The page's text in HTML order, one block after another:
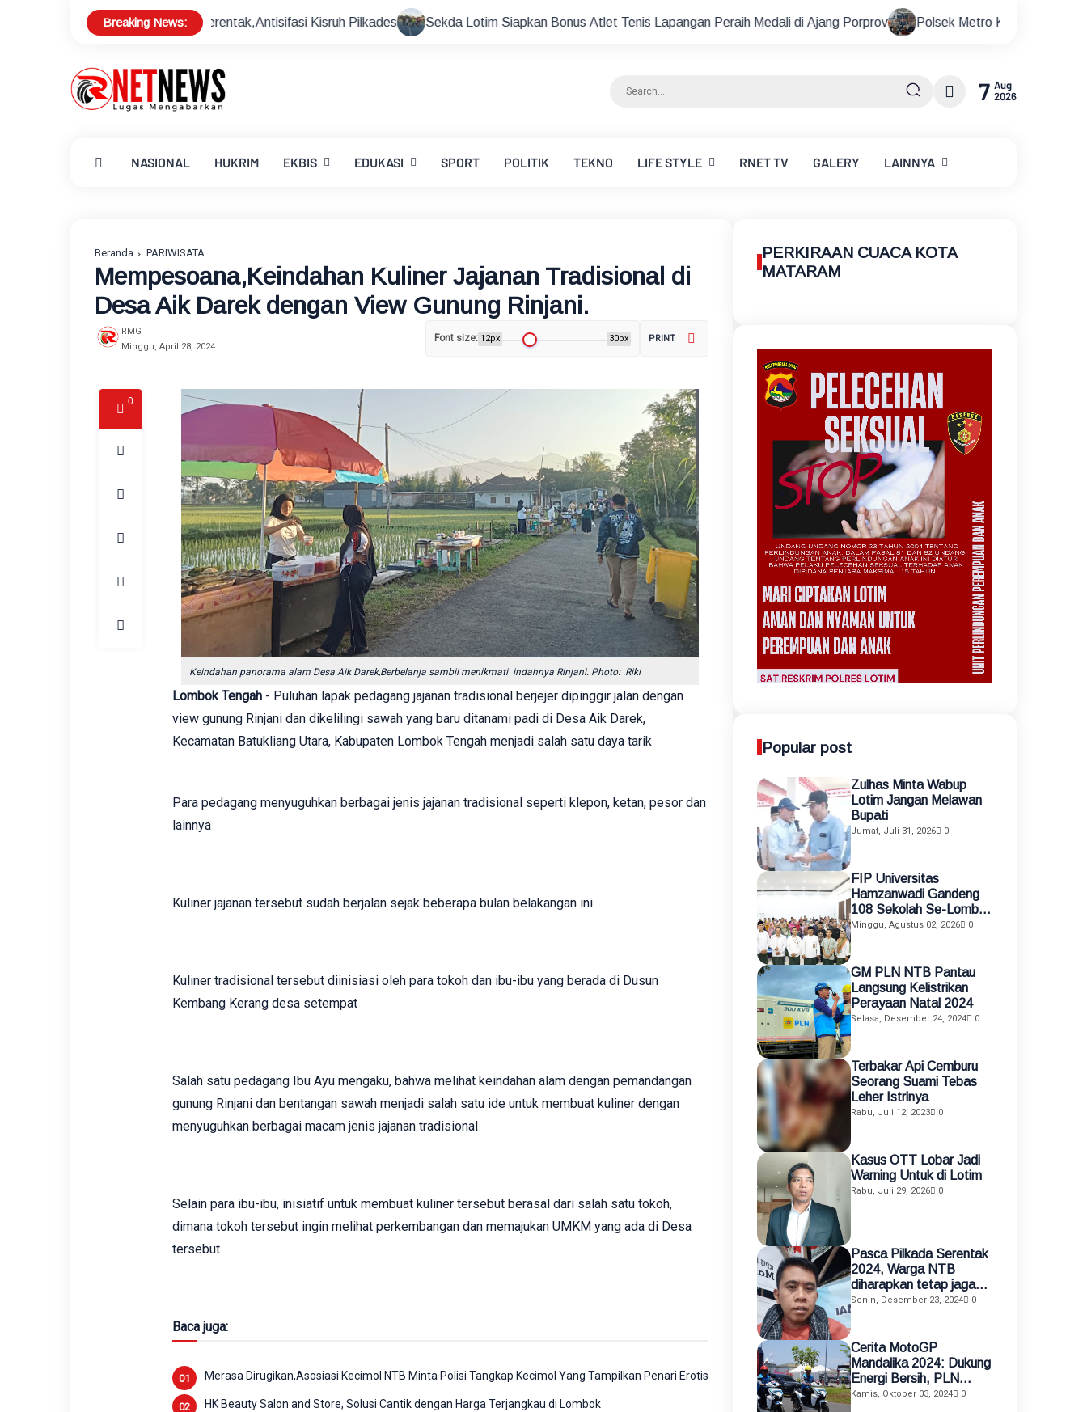
Breaking News:
Pilkades Serentak,Antisifasi Kisruh Pilkades Sekda Lotim Siapkan Bonus Atlet Tenis Lapangan Peraih Medali di Ajang Porprov Polsek Metro Kebayoran Baru Gelar Nobar Piala
7 Aug
2026
NASIONAL HUKRIM EKBIS EDUKASI SPORT POLITIK TEKNO LIFE STYLE RNETTV GALERY LAINNYA
Beranda PARIWISATA
Mempesoana,Keindahan Kuliner Jajanan Tradisional di
Desa Aik Darek dengan View Gunung Rinjani.
RMG
Minggu, April 28, 2024
Font size: 12px 30px PRINT
0
Keindahan panorama alam Desa Aik Darek,Berbelanja sambil menikmati indahnya Rinjani. Photo: .Riki
Lombok Tengah- Puluhan lapak pedagang jajanan tradisional berjejer dipinggir jalan dengan
view gunung Rinjani dan dikelilingi sawah yang baru ditanami padi di Desa Aik Darek,
Kecamatan Batukliang Utara, Kabupaten Lombok Tengah menjadi salah satu daya tarik
Para pedagang menyuguhkan berbagai jenis jajanan tradisional seperti klepon, ketan, pesor dan
lainnya
Kuliner jajanan tersebut sudah berjalan sejak beberapa bulan belakangan ini
Kuliner tradisional tersebut diinisiasi oleh para tokoh dan ibu-ibu yang berada di Dusun
Kembang Kerang desa setempat
Salah satu pedagang Ibu Ayu mengaku, bahwa melihat keindahan alam dengan pemandangan
gunung Rinjani dan bentangan sawah menjadi salah satu ide untuk membuat kuliner dengan
menyuguhkan berbagai macam jenis jajanan tradisional
Selain para ibu-ibu, inisiatif untuk membuat kuliner tersebut berasal dari salah satu tokoh,
dimana tokoh tersebut ingin melihat perkembangan dan memajukan UMKM yang ada di Desa
tersebut
Baca juga:
Merasa Dirugikan,Asosiasi Kecimol NTB Minta Polisi Tangkap Kecimol Yang Tampilkan Penari Erotis
HK Beauty Salon and Store, Solusi Cantik dengan Harga Terjangkau di Lombok
PERKIRAAN CUACA KOTA
MATARAM
Popular post
Zulhas Minta Wabup
Lotim Jangan Melawan
Bupati
Jumat, Juli 31, 2026 0
FIP Universitas
Hamzanwadi Gandeng
108 Sekolah Se-Lombok
Timur, Perkuat
Mengajar dan KKN
Terintegrasi
Minggu, Agustus 02, 2026 0
GM PLN NTB Pantau
Langsung Kelistrikan
Perayaan Natal 2024
Selasa, Desember 24, 2024 0
Terbakar Api Cemburu
Seorang Suami Tebas
Leher Istrinya
Rabu, Juli 12, 2023 0
Kasus OTT Lobar Jadi
Warning Untuk di Lotim
Rabu, Juli 29, 2026 0
Pasca Pilkada Serentak
2024, Warga NTB
diharapkan tetap jaga
kamtibmas
Senin, Desember 23, 2024 0
Cerita MotoGP
Mandalika 2024: Dukung
Energi Bersih, PLN
Gunakan Motor Listrik
Kamis, Oktober 03, 2024 0